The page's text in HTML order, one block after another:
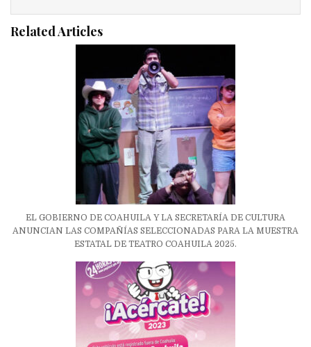
Related Articles
EL GOBIERNO DE COAHUILA Y LA SECRETARÍA DE CULTURA
ANUNCIAN LAS COMPAÑÍAS SELECCIONADAS PARA LA MUESTRA
ESTATAL DE TEATRO COAHUILA 2025.